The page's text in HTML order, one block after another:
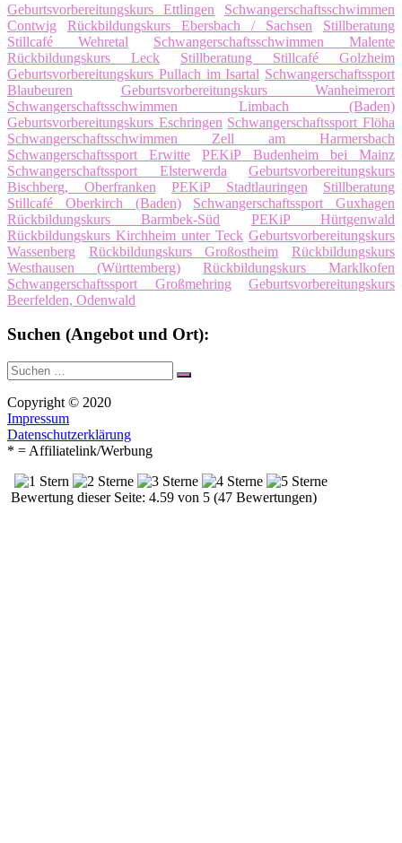
Geburtsvorbereitungskurs Ettlingen
Schwangerschaftsschwimmen
Contwig
Rückbildungskurs Ebersbach / Sachsen
Stillberatung
Stillcafé Wehretal
Schwangerschaftsschwimmen Malente
Rückbildungskurs Leck
Stillberatung Stillcafé Golzheim
Geburtsvorbereitungskurs Pullach im Isartal Schwangerschaftssport
Blaubeuren
Geburtsvorbereitungskurs Wanheimerort
Schwangerschaftsschwimmen Limbach (Baden)
Geburtsvorbereitungskurs Eschringen Schwangerschaftssport Flöha
Schwangerschaftsschwimmen Zell am Harmersbach
Schwangerschaftssport Erwitte
PEKiP Budenheim bei Mainz
Schwangerschaftssport Elsterwerda
Geburtsvorbereitungskurs
Bischberg, Oberfranken
PEKiP Stadtlauringen
Stillberatung
Stillcafé Oberkirch (Baden)
Schwangerschaftssport Guxhagen
Rückbildungskurs Barmbek-Süd
PEKiP Hürtgenwald
Rückbildungskurs Kirchheim unter Teck Geburtsvorbereitungskurs
Wassenberg
Rückbildungskurs Großostheim
Rückbildungskurs
Westhausen (Württemberg)
Rückbildungskurs Marklkofen
Schwangerschaftssport Großmehring
Geburtsvorbereitungskurs
Beerfelden, Odenwald
Suchen (Angebot und Ort):
Suche
nach:
Suchen
Copyright © 2020
Impressum
Datenschutzerklärung
* = Affiliatelink/Werbung
Bewertung dieser Seite: 4.59 von 5 (47 Bewertungen)